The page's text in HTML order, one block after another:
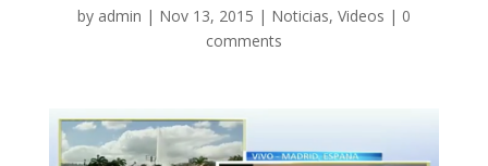
by admin | Nov 13, 2015 | Noticias, Videos | 0
comments